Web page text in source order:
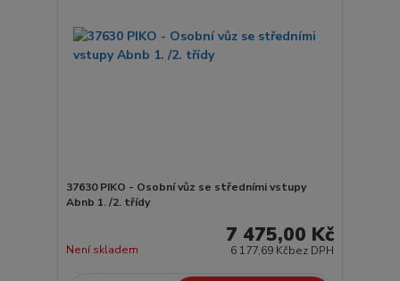
37630 PIKO - Osobní vůz se středními vstupy
Abnb 1. /2. třídy
7 475,00 Kč
6 177,69 Kčbez DPH
Není skladem